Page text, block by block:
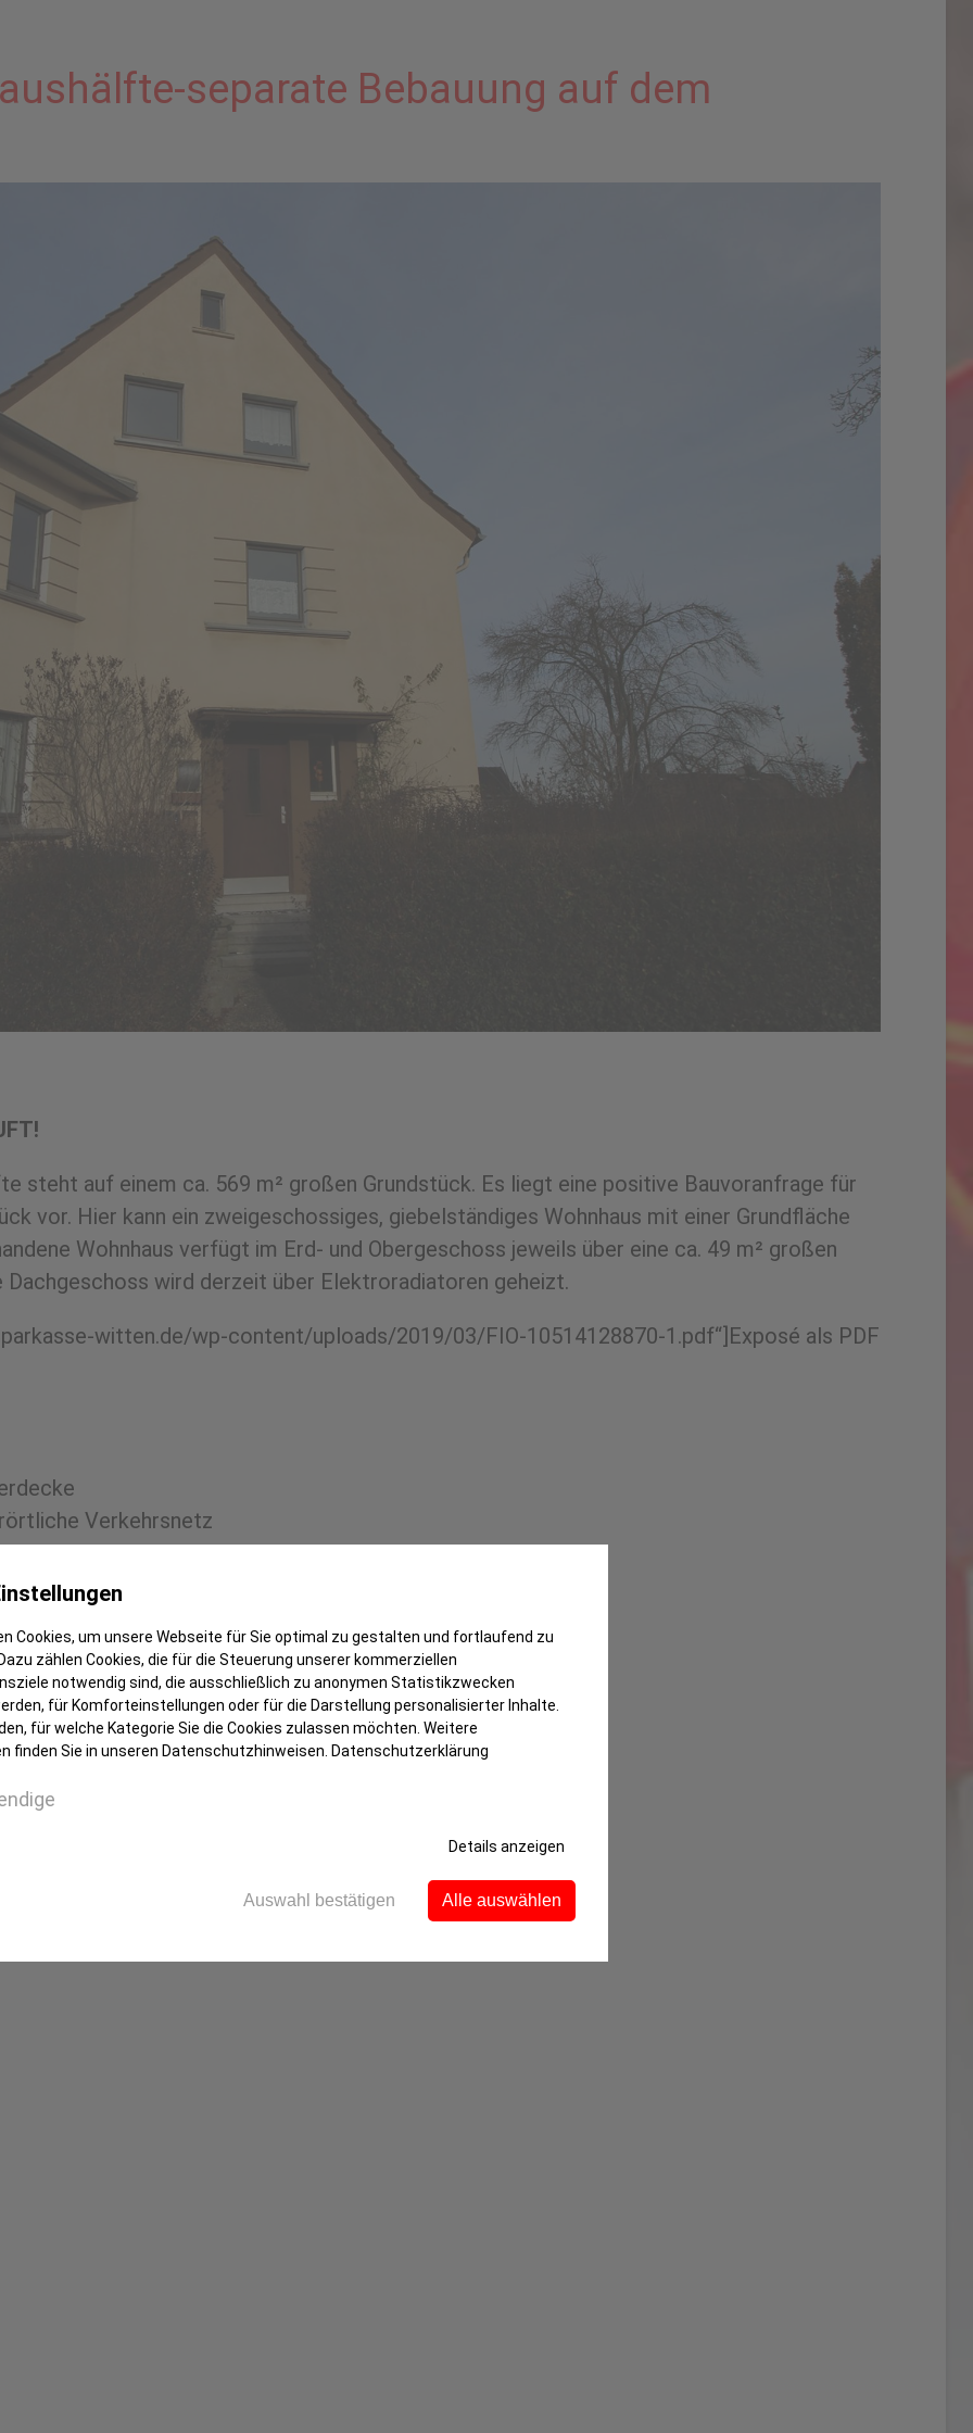
separate Bebauung auf dem
steht auf einem ca. 569 m² großen Grundstück. Es liegt eine positive Bauvoranfrage für
vor. Hier kann ein zweigeschossiges, giebelständiges Wohnhaus mit einer Grundfläche
Wohnhaus verfügt im Erd- und Obergeschoss jeweils über eine ca. 49 m² großen
Dachgeschoss wird derzeit über Elektroradiatoren geheizt.
witten.de/wp-content/uploads/2019/03/FIO-10514128870-1.pdf“]Exposé als PDF
Verkehrsnetz
im Erd- und Obergeschoss
Cookies, um unsere Webseite für Sie optimal zu gestalten und fortlaufend zu
zählen Cookies, die für die Steuerung unserer kommerziellen
notwendig sind, die ausschließlich zu anonymen Statistikzwecken
für Komforteinstellungen oder für die Darstellung personalisierter Inhalte.
für welche Kategorie Sie die Cookies zulassen möchten. Weitere
finden Sie in unseren Datenschutzhinweisen. Datenschutzerklärung
Details anzeigen
Auswahl bestätigen Alle auswählen